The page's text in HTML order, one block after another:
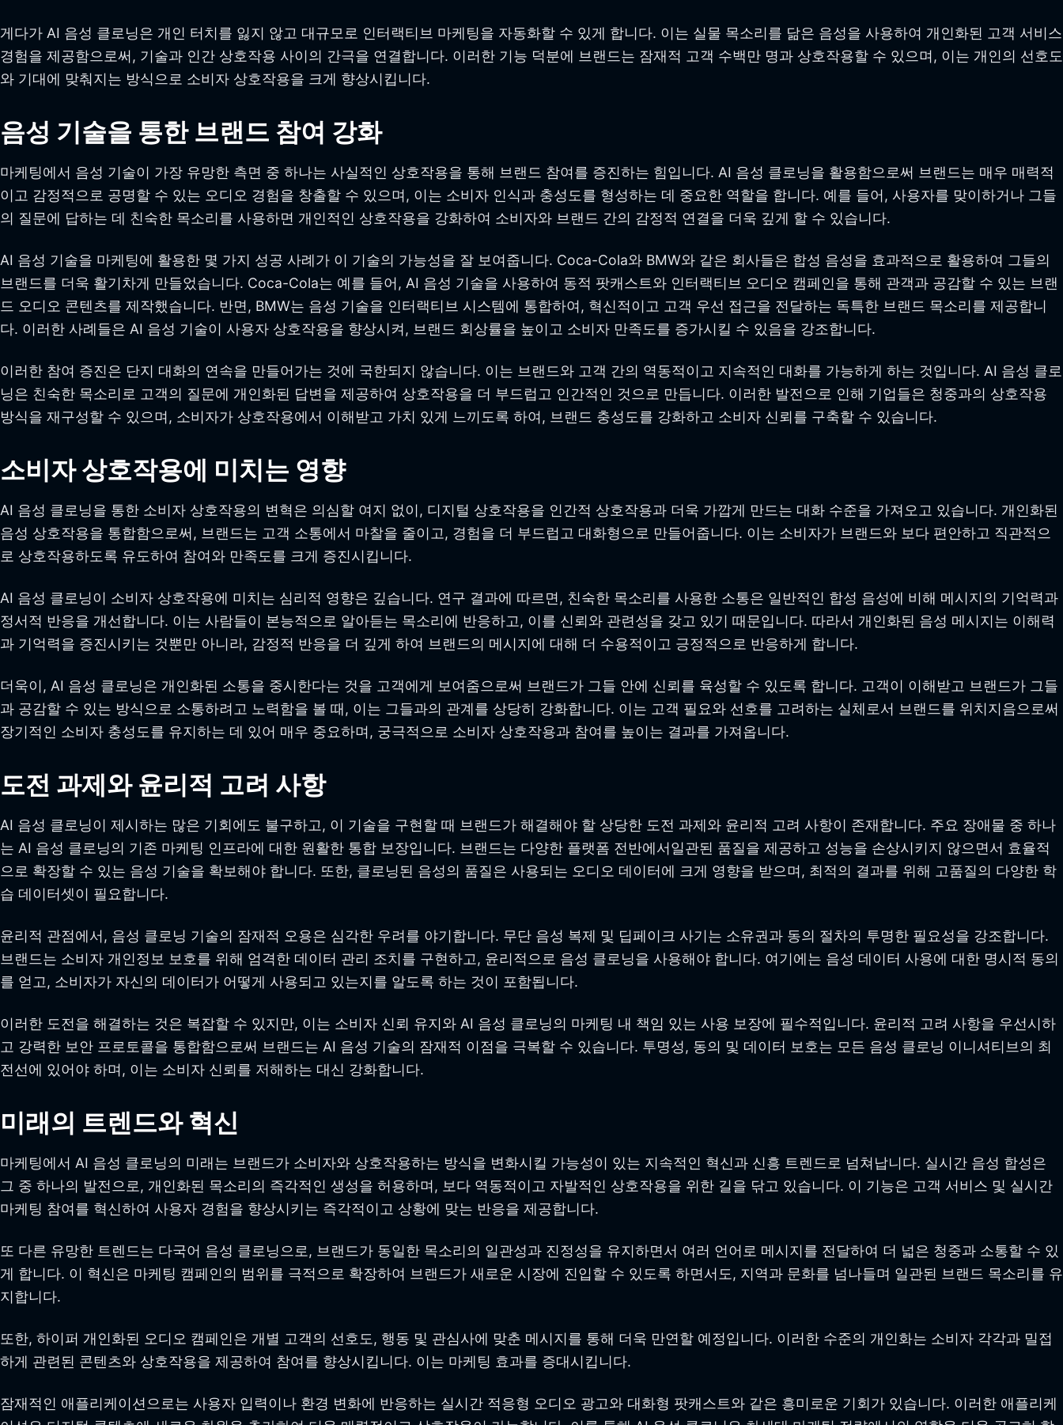
게다가 AI 음성 클로닝은 개인 터치를 잃지 않고 대규모로 인터랙티브 마케팅을 자동화할 수 있게 합니다. 이는 실물 목소리를 닮은 음성을 사용하여 개인화된 고객 서비스
경험을 제공함으로써, 기술과 인간 상호작용 사이의 간극을 연결합니다. 이러한 기능 덕분에 브랜드는 잠재적 고객 수백만 명과 상호작용할 수 있으며, 이는 개인의 선호도
와 기대에 맞춰지는 방식으로 소비자 상호작용을 크게 향상시킵니다.
음성 기술을 통한 브랜드 참여 강화
마케팅에서 음성 기술이 가장 유망한 측면 중 하나는 사실적인 상호작용을 통해 브랜드 참여를 증진하는 힘입니다. AI 음성 클로닝을 활용함으로써 브랜드는 매우 매력적
이고 감정적으로 공명할 수 있는 오디오 경험을 창출할 수 있으며, 이는 소비자 인식과 충성도를 형성하는 데 중요한 역할을 합니다. 예를 들어, 사용자를 맞이하거나 그들
의 질문에 답하는 데 친숙한 목소리를 사용하면 개인적인 상호작용을 강화하여 소비자와 브랜드 간의 감정적 연결을 더욱 깊게 할 수 있습니다.
AI 음성 기술을 마케팅에 활용한 몇 가지 성공 사례가 이 기술의 가능성을 잘 보여줍니다. Coca-Cola와 BMW와 같은 회사들은 합성 음성을 효과적으로 활용하여 그들의
브랜드를 더욱 활기차게 만들었습니다. Coca-Cola는 예를 들어, AI 음성 기술을 사용하여 동적 팟캐스트와 인터랙티브 오디오 캠페인을 통해 관객과 공감할 수 있는 브랜
드 오디오 콘텐츠를 제작했습니다. 반면, BMW는 음성 기술을 인터랙티브 시스템에 통합하여, 혁신적이고 고객 우선 접근을 전달하는 독특한 브랜드 목소리를 제공합니
다. 이러한 사례들은 AI 음성 기술이 사용자 상호작용을 향상시켜, 브랜드 회상률을 높이고 소비자 만족도를 증가시킬 수 있음을 강조합니다.
이러한 참여 증진은 단지 대화의 연속을 만들어가는 것에 국한되지 않습니다. 이는 브랜드와 고객 간의 역동적이고 지속적인 대화를 가능하게 하는 것입니다. AI 음성 클로
닝은 친숙한 목소리로 고객의 질문에 개인화된 답변을 제공하여 상호작용을 더 부드럽고 인간적인 것으로 만듭니다. 이러한 발전으로 인해 기업들은 청중과의 상호작용
방식을 재구성할 수 있으며, 소비자가 상호작용에서 이해받고 가치 있게 느끼도록 하여, 브랜드 충성도를 강화하고 소비자 신뢰를 구축할 수 있습니다.
소비자 상호작용에 미치는 영향
AI 음성 클로닝을 통한 소비자 상호작용의 변혁은 의심할 여지 없이, 디지털 상호작용을 인간적 상호작용과 더욱 가깝게 만드는 대화 수준을 가져오고 있습니다. 개인화된
음성 상호작용을 통합함으로써, 브랜드는 고객 소통에서 마찰을 줄이고, 경험을 더 부드럽고 대화형으로 만들어줍니다. 이는 소비자가 브랜드와 보다 편안하고 직관적으
로 상호작용하도록 유도하여 참여와 만족도를 크게 증진시킵니다.
AI 음성 클로닝이 소비자 상호작용에 미치는 심리적 영향은 깊습니다. 연구 결과에 따르면, 친숙한 목소리를 사용한 소통은 일반적인 합성 음성에 비해 메시지의 기억력과
정서적 반응을 개선합니다. 이는 사람들이 본능적으로 알아듣는 목소리에 반응하고, 이를 신뢰와 관련성을 갖고 있기 때문입니다. 따라서 개인화된 음성 메시지는 이해력
과 기억력을 증진시키는 것뿐만 아니라, 감정적 반응을 더 깊게 하여 브랜드의 메시지에 대해 더 수용적이고 긍정적으로 반응하게 합니다.
더욱이, AI 음성 클로닝은 개인화된 소통을 중시한다는 것을 고객에게 보여줌으로써 브랜드가 그들 안에 신뢰를 육성할 수 있도록 합니다. 고객이 이해받고 브랜드가 그들
과 공감할 수 있는 방식으로 소통하려고 노력함을 볼 때, 이는 그들과의 관계를 상당히 강화합니다. 이는 고객 필요와 선호를 고려하는 실체로서 브랜드를 위치지음으로써
장기적인 소비자 충성도를 유지하는 데 있어 매우 중요하며, 궁극적으로 소비자 상호작용과 참여를 높이는 결과를 가져옵니다.
도전 과제와 윤리적 고려 사항
AI 음성 클로닝이 제시하는 많은 기회에도 불구하고, 이 기술을 구현할 때 브랜드가 해결해야 할 상당한 도전 과제와 윤리적 고려 사항이 존재합니다. 주요 장애물 중 하나
는 AI 음성 클로닝의 기존 마케팅 인프라에 대한 원활한 통합 보장입니다. 브랜드는 다양한 플랫폼 전반에서일관된 품질을 제공하고 성능을 손상시키지 않으면서 효율적
으로 확장할 수 있는 음성 기술을 확보해야 합니다. 또한, 클로닝된 음성의 품질은 사용되는 오디오 데이터에 크게 영향을 받으며, 최적의 결과를 위해 고품질의 다양한 학
습 데이터셋이 필요합니다.
윤리적 관점에서, 음성 클로닝 기술의 잠재적 오용은 심각한 우려를 야기합니다. 무단 음성 복제 및 딥페이크 사기는 소유권과 동의 절차의 투명한 필요성을 강조합니다.
브랜드는 소비자 개인정보 보호를 위해 엄격한 데이터 관리 조치를 구현하고, 윤리적으로 음성 클로닝을 사용해야 합니다. 여기에는 음성 데이터 사용에 대한 명시적 동의
를 얻고, 소비자가 자신의 데이터가 어떻게 사용되고 있는지를 알도록 하는 것이 포함됩니다.
이러한 도전을 해결하는 것은 복잡할 수 있지만, 이는 소비자 신뢰 유지와 AI 음성 클로닝의 마케팅 내 책임 있는 사용 보장에 필수적입니다. 윤리적 고려 사항을 우선시하
고 강력한 보안 프로토콜을 통합함으로써 브랜드는 AI 음성 기술의 잠재적 이점을 극복할 수 있습니다. 투명성, 동의 및 데이터 보호는 모든 음성 클로닝 이니셔티브의 최
전선에 있어야 하며, 이는 소비자 신뢰를 저해하는 대신 강화합니다.
미래의 트렌드와 혁신
마케팅에서 AI 음성 클로닝의 미래는 브랜드가 소비자와 상호작용하는 방식을 변화시킬 가능성이 있는 지속적인 혁신과 신흥 트렌드로 넘쳐납니다. 실시간 음성 합성은
그 중 하나의 발전으로, 개인화된 목소리의 즉각적인 생성을 허용하며, 보다 역동적이고 자발적인 상호작용을 위한 길을 닦고 있습니다. 이 기능은 고객 서비스 및 실시간
마케팅 참여를 혁신하여 사용자 경험을 향상시키는 즉각적이고 상황에 맞는 반응을 제공합니다.
또 다른 유망한 트렌드는 다국어 음성 클로닝으로, 브랜드가 동일한 목소리의 일관성과 진정성을 유지하면서 여러 언어로 메시지를 전달하여 더 넓은 청중과 소통할 수 있
게 합니다. 이 혁신은 마케팅 캠페인의 범위를 극적으로 확장하여 브랜드가 새로운 시장에 진입할 수 있도록 하면서도, 지역과 문화를 넘나들며 일관된 브랜드 목소리를 유
지합니다.
또한, 하이퍼 개인화된 오디오 캠페인은 개별 고객의 선호도, 행동 및 관심사에 맞춘 메시지를 통해 더욱 만연할 예정입니다. 이러한 수준의 개인화는 소비자 각각과 밀접
하게 관련된 콘텐츠와 상호작용을 제공하여 참여를 향상시킵니다. 이는 마케팅 효과를 증대시킵니다.
잠재적인 애플리케이션으로는 사용자 입력이나 환경 변화에 반응하는 실시간 적응형 오디오 광고와 대화형 팟캐스트와 같은 흥미로운 기회가 있습니다. 이러한 애플리케